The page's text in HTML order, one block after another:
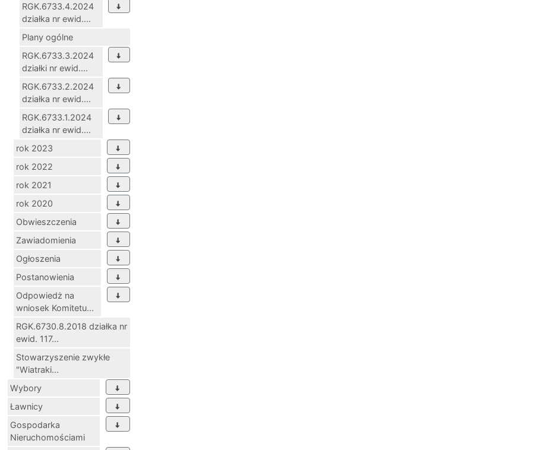
RGK.6733.4.2024
działka nr ewid....
Plany ogólne
RGK.6733.3.2024
działki nr ewid....
RGK.6733.2.2024
działka nr ewid....
RGK.6733.1.2024
działka nr ewid....
rok 2023
rok 2022
rok 2021
rok 2020
Obwieszczenia
Zawiadomienia
Ogłoszenia
Postanowienia
Odpowiedż na
wniosek Komitetu...
RGK.6730.8.2018 działka nr
ewid. 117...
Stowarzyszenie zwykłe
"Wiatraki...
Wybory
Ławnicy
Gospodarka
Nieruchomościami